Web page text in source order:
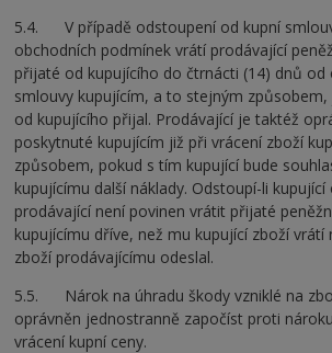
5.4. V případě odstoupení od kupní
obchodních podmínek vrátí prodávající
přijaté od kupujícího do čtrnácti (14) dnů od
smlouvy kupujícím, a to stejným
od kupujícího přijal. Prodávající je taktéž
poskytnuté kupujícím již při vrácení zboží
způsobem, pokud s tím kupující bude
kupujícímu další náklady. Odstoupí-li
prodávající není povinen vrátit přijaté
kupujícímu dříve, než mu kupující zboží vrátí
zboží prodávajícímu odeslal.
5.5. Nárok na úhradu škody vzniklé na
oprávněn jednostranně započíst proti
vrácení kupní ceny.